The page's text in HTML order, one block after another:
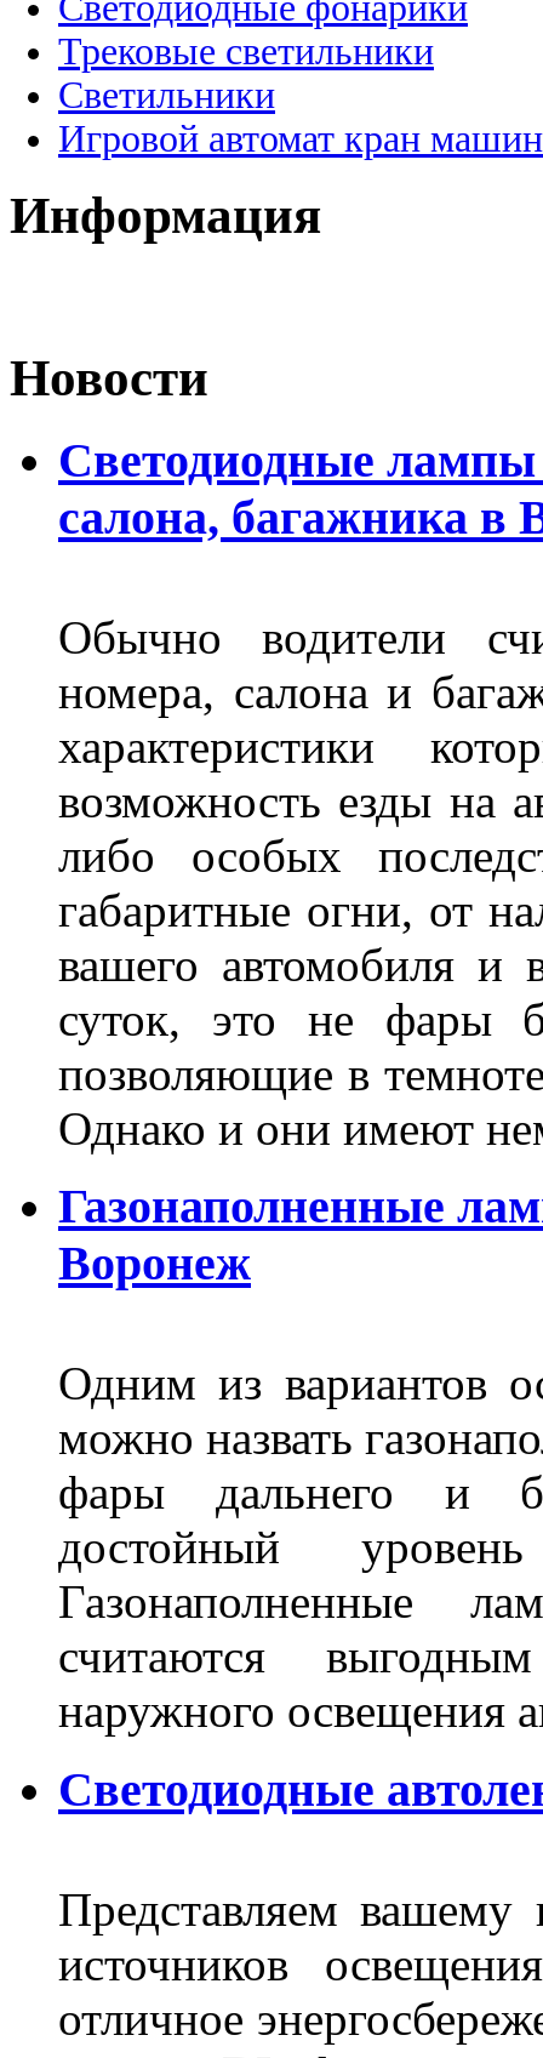
Трековые светильники
Светильники
Игровой автомат кран
Информация
Новости
Светодиодные лампы
салона, багажника в
Обычно водители
номера, салона и
характеристики
возможность езды на
либо особых
габаритные огни, от
вашего автомобиля и
суток, это не фары
позволяющие в
Однако и они имеют
Газонаполненные
Воронеж
Одним из вариантов
можно назвать
фары дальнего и
достойный
Газонаполненные
считаются
наружного освещения
Светодиодные
Представляем
источников
отличное